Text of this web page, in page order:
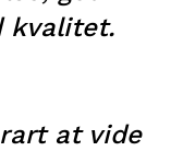
kvalitet.
at vide